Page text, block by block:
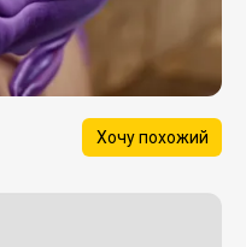
Хочу похожий